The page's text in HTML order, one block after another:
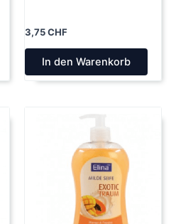
3,75CHF
In den Warenkorb